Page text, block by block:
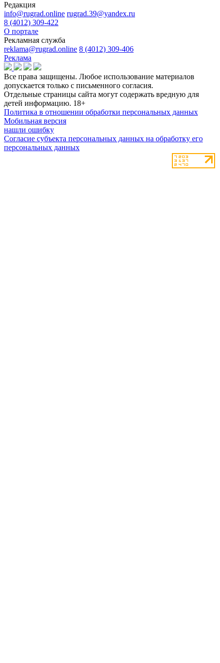
Редакция
info@rugrad.online rugrad.39@yandex.ru
8 (4012) 309-422
О портале
Рекламная служба
reklama@rugrad.online 8 (4012) 309-406
Реклама
Все права защищены. Любое использование материалов
допускается только с письменного согласия.
Отдельные страницы сайта могут содержать вредную для
детей информацию. 18+
Политика в отношении обработки персональных данных
Мобильная версия
нашли ошибку
Согласие субъекта персональных данных на обработку его
персональных данных